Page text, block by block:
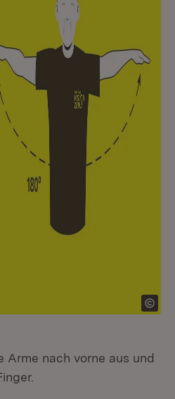
Arme nach vorne aus und